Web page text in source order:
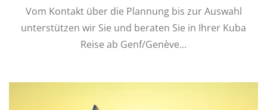
Vom Kontakt über die Plannung bis zur Auswahl
unterstützen wir Sie und beraten Sie in Ihrer Kuba
Reise ab Genf/Genève...